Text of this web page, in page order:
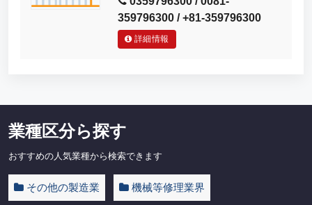
359796300 / +81-359796300
詳細情報
業種区分ら探す
おすすめの人気業種から検索できます
その他の製造業 機械等修理業界